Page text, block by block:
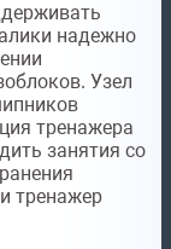
надежно
Узел
тренажера
занятия со
тренажер